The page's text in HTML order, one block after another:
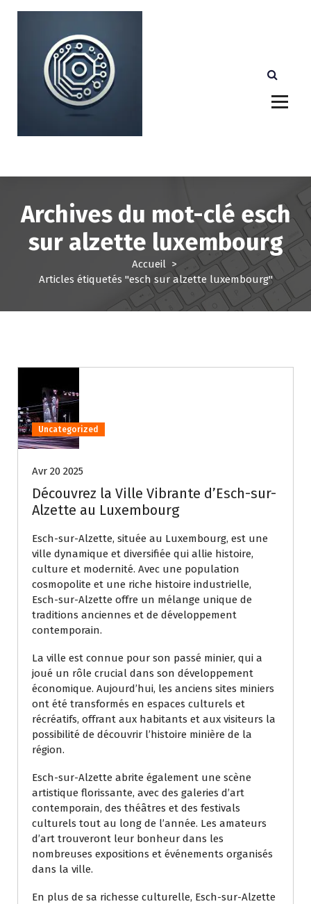
e
Archives du mot-clé esch
sur alzette luxembourg
Accueil>
Articles étiquetés "esch sur alzette luxembourg"
Uncategorized
Avr 20 2025
Découvrez la Ville Vibrante d’Esch-sur-
Alzette au Luxembourg
Esch-sur-Alzette, située au Luxembourg, est une
ville dynamique et diversifiée qui allie histoire,
culture et modernité. Avec une population
cosmopolite et une riche histoire industrielle,
Esch-sur-Alzette offre un mélange unique de
traditions anciennes et de développement
contemporain.
La ville est connue pour son passé minier, qui a
joué un rôle crucial dans son développement
économique. Aujourd’hui, les anciens sites miniers
ont été transformés en espaces culturels et
récréatifs, offrant aux habitants et aux visiteurs la
possibilité de découvrir l’histoire minière de la
région.
Esch-sur-Alzette abrite également une scène
artistique florissante, avec des galeries d’art
contemporain, des théâtres et des festivals
culturels tout au long de l’année. Les amateurs
d’art trouveront leur bonheur dans les
nombreuses expositions et événements organisés
dans la ville.
En plus de sa richesse culturelle, Esch-sur-Alzette